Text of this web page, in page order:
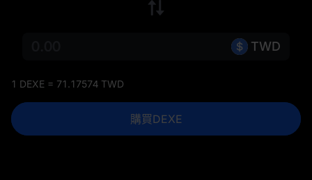
TWD
1 DEXE = 71.17574 TWD
購買DEXE